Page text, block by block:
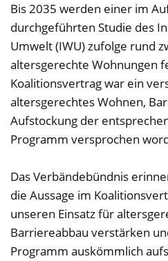
Bis 2035 werden einer im
durchgeführten Studie des
Umwelt (IWU) zufolge rund
altersgerechte Wohnungen
Koalitionsvertrag war ein
altersgerechtes Wohnen,
Aufstockung der
Programm versprochen
Das Verbändebündnis
die Aussage im
unseren Einsatz für
Barriereabbau verstärken
Programm auskömmlich